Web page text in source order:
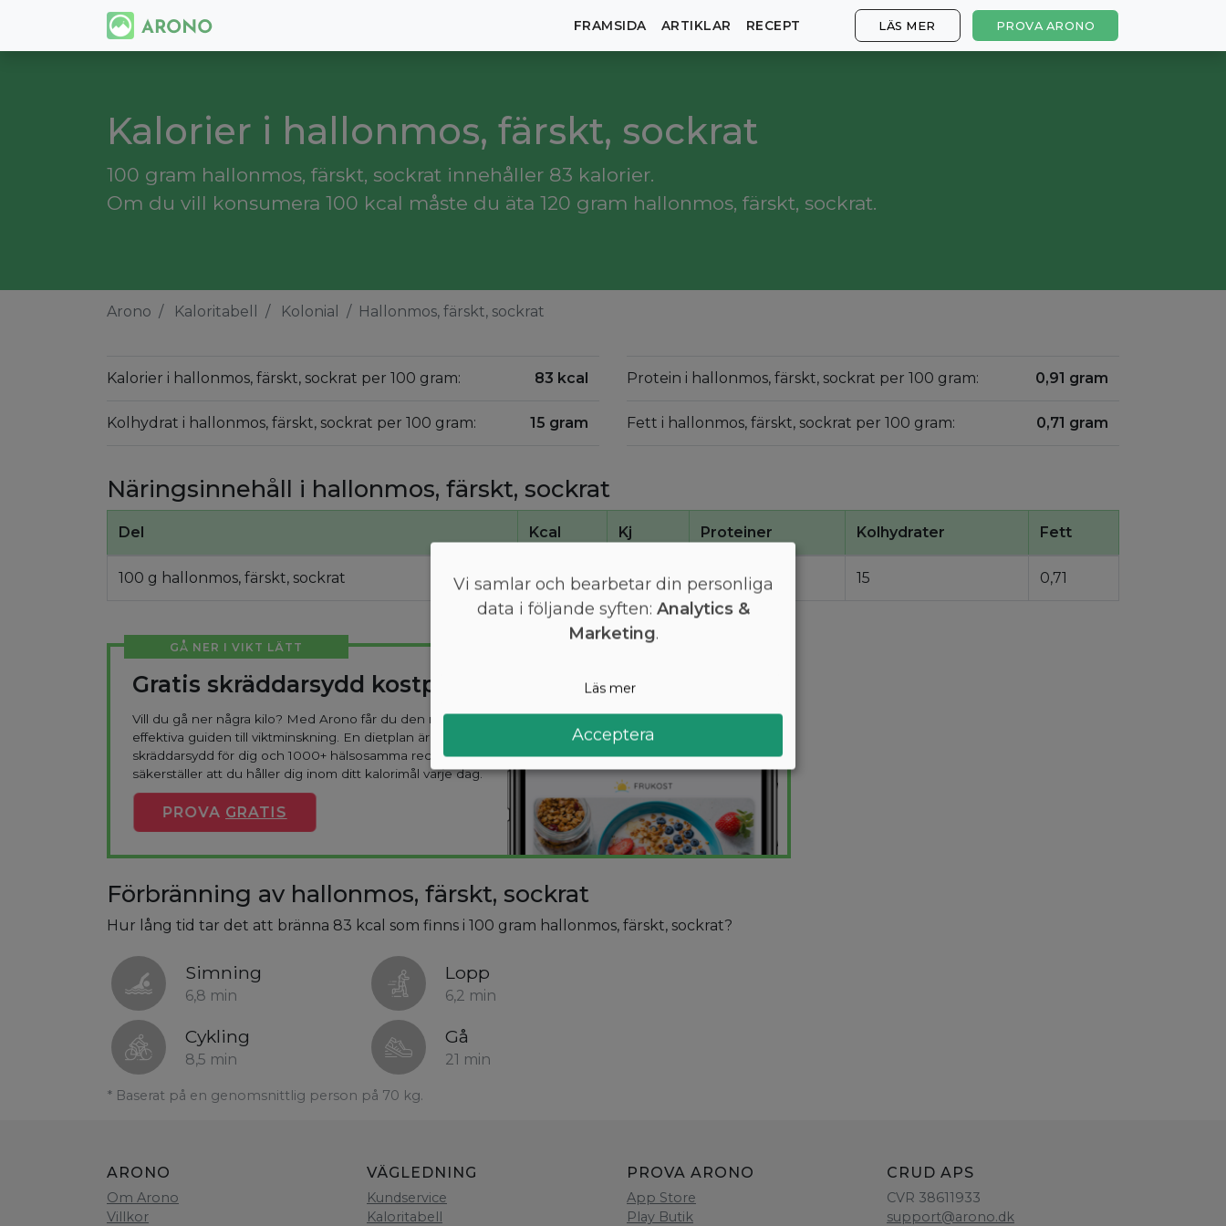
FRAMSIDA ARTIKLAR RECEPT LÄS MER PROVA ARONO
Kalorier i hallonmos, färskt, sockrat
100 gram hallonmos, färskt, sockrat innehåller 83 kalorier.
Om du vill konsumera 100 kcal måste du äta 120 gram hallonmos, färskt, sockrat.
Arono Kaloritabell Kolonial Hallonmos, färskt, sockrat
Kalorier i hallonmos, färskt, sockrat per 100 gram: 83 kcal
Kolhydrat i hallonmos, färskt, sockrat per 100 gram: 15 gram
Protein i hallonmos, färskt, sockrat per 100 gram: 0,91 gram
Fett i hallonmos, färskt, sockrat per 100 gram: 0,71 gram
Näringsinnehåll i hallonmos, färskt, sockrat
Del Kcal Kj Proteiner Kolhydrater Fett
100 g hallonmos, färskt, sockrat 83 350 0,91 15 0,71
GÅ NER I VIKT LÄTT
Gratis skräddarsydd kostplan
Vill du gå ner några kilo? Med Arono får du den mest
effektiva guiden till viktminskning. En dietplan är
skräddarsydd för dig och 1000+ hälsosamma recept
säkerställer att du håller dig inom ditt kalorimål varje dag.
PROVA GRATIS
Förbränning av hallonmos, färskt, sockrat
Hur lång tid tar det att bränna 83 kcal som finns i 100 gram hallonmos, färskt, sockrat?
Simning
6,8 min
Lopp
6,2 min
Cykling
8,5 min
Gå
21 min
* Baserat på en genomsnittlig person på 70 kg.
ARONO
Om Arono
Villkor
VÄGLEDNING
Kundservice
Kaloritabell
PROVA ARONO
App Store
Play Butik
CRUD APS
CVR 38611933
support@arono.dk
Vi samlar och bearbetar din personliga
data i följande syften: Analytics &
Marketing.
Läs mer
Acceptera